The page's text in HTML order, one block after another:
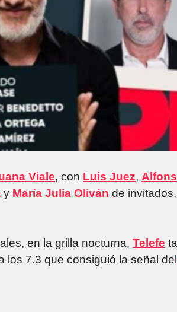
Viale, con Luis Juez,
y María Julia Oliván de
en la grilla nocturna, Telefe
los 7.3 que consiguió la señal del